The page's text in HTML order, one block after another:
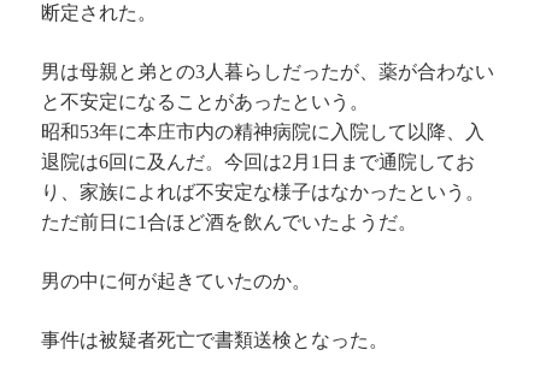
断定された。
男は母親と弟との3人暮らしだったが、薬が合わない
と不安定になることがあったという。
昭和53年に本庄市内の精神病院に入院して以降、入
退院は6回に及んだ。今回は2月1日まで通院してお
り、家族によれば不安定な様子はなかったという。
ただ前日に1合ほど酒を飲んでいたようだ。
男の中に何が起きていたのか。
事件は被疑者死亡で書類送検となった。